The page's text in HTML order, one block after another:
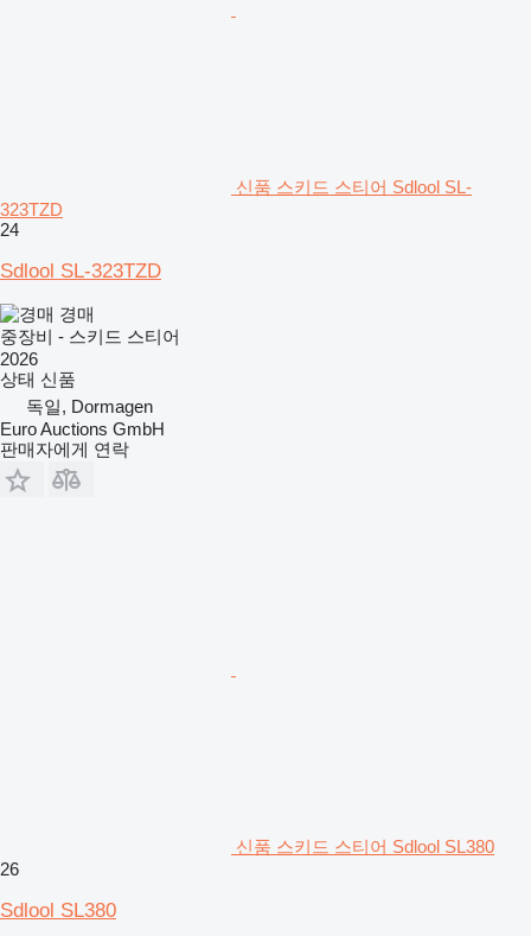
신품 스키드 스티어 Sdlool SL-
323TZD
24
Sdlool SL-323TZD
경매
중장비 - 스키드 스티어
2026
상태 신품
독일, Dormagen
Euro Auctions GmbH
판매자에게 연락
신품 스키드 스티어 Sdlool SL380
26
Sdlool SL380